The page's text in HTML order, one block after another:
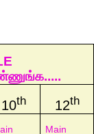
10th 12th
Main